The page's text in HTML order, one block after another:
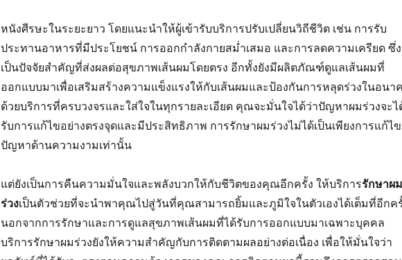
หนังศีรษะในระยะยาว โดยแนะนำให้ผู้เข้ารับบริการปรับเปลี่ยนวิถีชีวิต เช่น การรับ
ประทานอาหารที่มีประโยชน์ การออกกำลังกายสม่ำเสมอ และการลดความเครียด ซึ่ง
เป็นปัจจัยสำคัญที่ส่งผลต่อสุขภาพเส้นผมโดยตรง อีกทั้งยังมีผลิตภัณฑ์ดูแลเส้นผมที่
ออกแบบมาเพื่อเสริมสร้างความแข็งแรงให้กับเส้นผมและป้องกันการหลุดร่วงในอนา
ด้วยบริการที่ครบวงจรและใส่ใจในทุกรายละเอียด คุณจะมั่นใจได้ว่าปัญหาผมร่วงจะไ
รับการแก้ไขอย่างตรงจุดและมีประสิทธิภาพ การรักษาผมร่วงไม่ได้เป็นเพียงการแก้ไข
ปัญหาด้านความงามเท่านั้น
แต่ยังเป็นการคืนความมั่นใจและพลังบวกให้กับชีวิตของคุณอีกครั้ง ให้บริการรักษาผม
ร่วงเป็นตัวช่วยที่จะนำพาคุณไปสู่วันที่คุณสามารถยิ้มและภูมิใจในตัวเองได้เต็มที่อีกค
นอกจากการรักษาและการดูแลสุขภาพเส้นผมที่ได้รับการออกแบบมาเฉพาะบุคคล
บริการรักษาผมร่วงยังให้ความสำคัญกับการติดตามผลอย่างต่อเนื่อง เพื่อให้มั่นใจว่า